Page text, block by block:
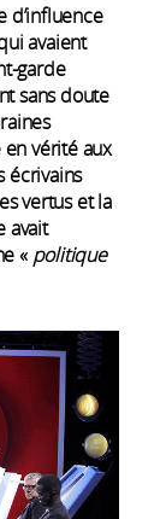
d’influence
avaient
garde
sans doute
vérité aux
écrivains
vertus et la
avait
«politique